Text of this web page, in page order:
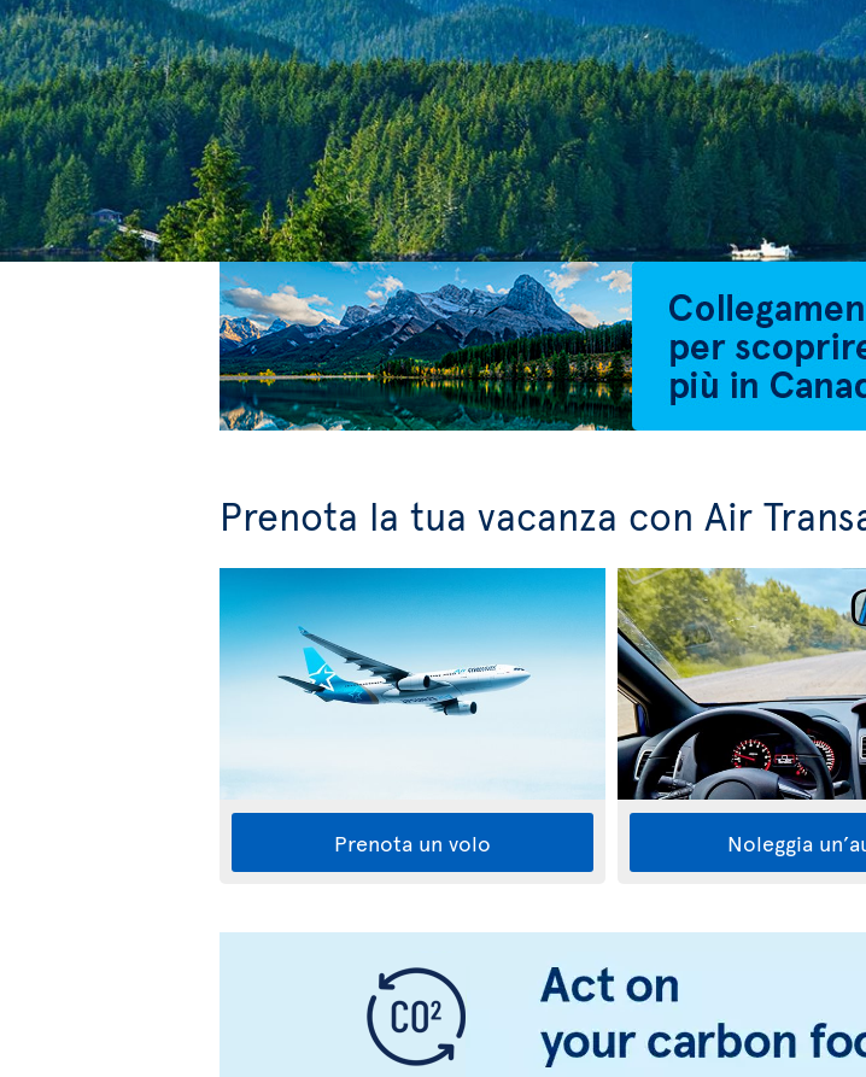
Prenota la tua vacanza con Air
Prenota un volo Noleggia